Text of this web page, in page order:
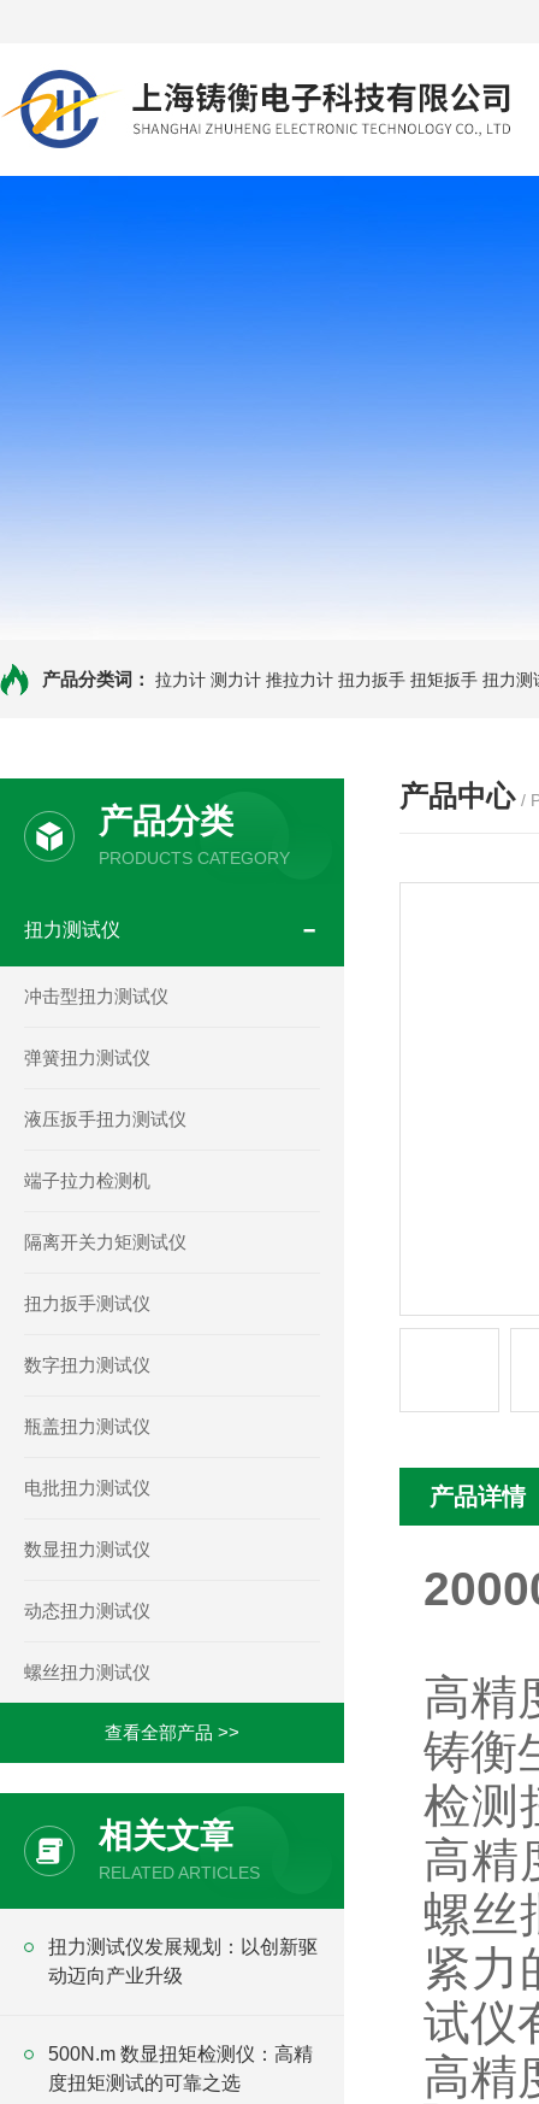
产品分类词： 拉力计 测力计 推拉力计 扭力扳手 扭矩扳手 扭力测
产品分类
PRODUCTS CATEGORY
扭力测试仪
冲击型扭力测试仪
弹簧扭力测试仪
液压扳手扭力测试仪
端子拉力检测机
隔离开关力矩测试仪
扭力扳手测试仪
数字扭力测试仪
瓶盖扭力测试仪
电批扭力测试仪
数显扭力测试仪
动态扭力测试仪
螺丝扭力测试仪
查看全部产品 >>
相关文章
RELATED ARTICLES
​扭力测试仪发展规划：以创新驱
动迈向产业升级
500N.m 数显扭矩检测仪：高精
度扭矩测试的可靠之选
产品中心 /
产品详情
高精
铸衡
检测
高精
螺丝
紧力
试仪
高精